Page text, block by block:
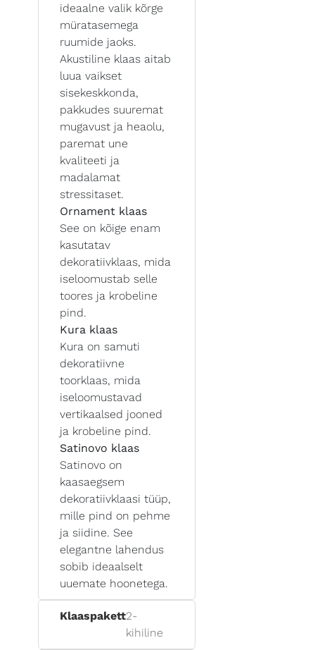
ideaalne valik kõrge
müratasemega
ruumide jaoks.
Akustiline klaas aitab
luua vaikset
sisekeskkonda,
pakkudes suuremat
mugavust ja heaolu,
paremat une
kvaliteeti ja
madalamat
stressitaset.
Ornament klaas
See on kõige enam
kasutatav
dekoratiivklaas, mida
iseloomustab selle
toores ja krobeline
pind.
Kura klaas
Kura on samuti
dekoratiivne
toorklaas, mida
iseloomustavad
vertikaalsed jooned
ja krobeline pind.
Satinovo klaas
Satinovo on
kaasaegsem
dekoratiivklaasi tüüp,
mille pind on pehme
ja siidine. See
elegantne lahendus
sobib ideaalselt
uuemate hoonetega.
Klaaspakett2-
kihiline